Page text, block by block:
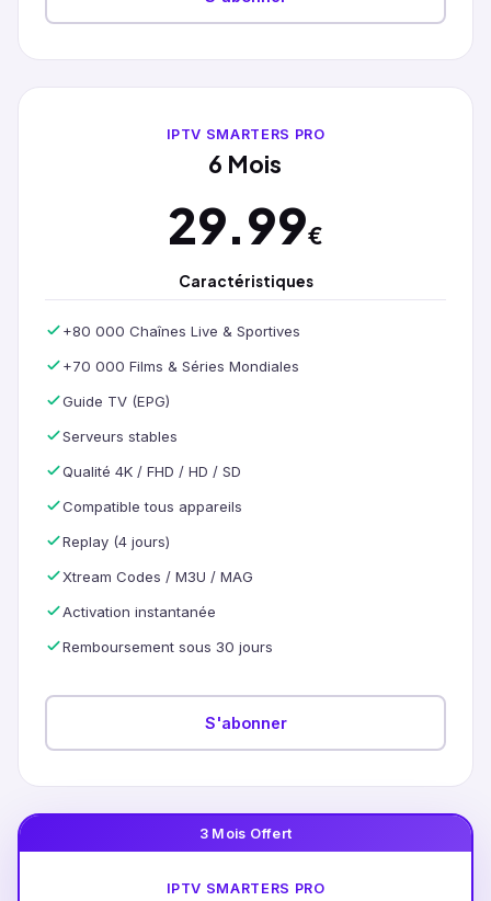
IPTV SMARTERS PRO
6 Mois
29.99€
Caractéristiques
+80 000 Chaînes Live & Sportives
+70 000 Films & Séries Mondiales
Guide TV (EPG)
Serveurs stables
Qualité 4K / FHD / HD / SD
Compatible tous appareils
Replay (4 jours)
Xtream Codes / M3U / MAG
Activation instantanée
Remboursement sous 30 jours
S'abonner
3 Mois Offert
IPTV SMARTERS PRO